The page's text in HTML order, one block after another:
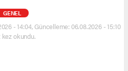
GENEL
- 14:04, Güncelleme: 06.08.2026 - 15:10
kez okundu.